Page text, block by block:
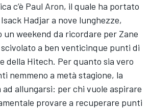
c’è Paul Aron, il quale ha portato
Hadjar a nove lunghezze,
un weekend da ricordare per Zane
scivolato a ben venticinque punti di
della Hitech. Per quanto sia vero
nemmeno a metà stagione, la
allungarsi: per chi vuole aspirare
provare a recuperare punti